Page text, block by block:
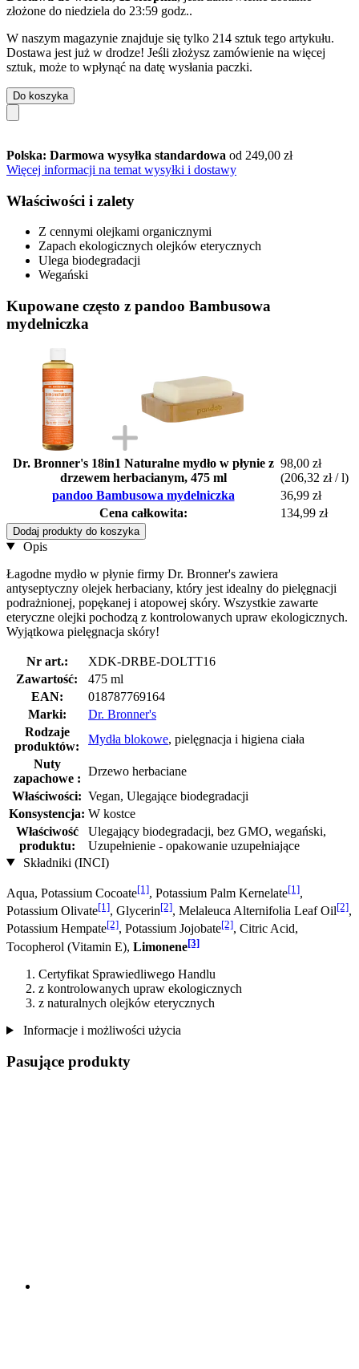
złożone do niedziela do 23:59 godz..
W naszym magazynie znajduje się tylko 214 sztuk tego artykułu.
Dostawa jest już w drodze! Jeśli złożysz zamówienie na więcej
sztuk, może to wpłynąć na datę wysłania paczki.
Do koszyka
Polska: Darmowa wysyłka standardowa od 249,00 zł
Więcej informacji na temat wysyłki i dostawy
Właściwości i zalety
Z cennymi olejkami organicznymi
Zapach ekologicznych olejków eterycznych
Ulega biodegradacji
Wegański
Kupowane często z pandoo Bambusowa
mydelniczka
Dr. Bronner's 18in1 Naturalne mydło w płynie z
drzewem herbacianym, 475 ml
98,00 zł
(206,32 zł / l)
pandoo Bambusowa mydelniczka
36,99 zł
Cena całkowita:
134,99 zł
Dodaj produkty do koszyka
Opis
Łagodne mydło w płynie firmy Dr. Bronner's zawiera
antyseptyczny olejek herbaciany, który jest idealny do pielęgnacji
podrażnionej, popękanej i atopowej skóry. Wszystkie zawarte
eteryczne olejki pochodzą z kontrolowanych upraw ekologicznych.
Wyjątkowa pielęgnacja skóry!
Nr art.:
XDK-DRBE-DOLTT16
Zawartość:
475 ml
EAN:
018787769164
Marki:
Dr. Bronner's
Rodzaje
produktów:
Mydła blokowe, pielęgnacja i higiena ciała
Nuty
zapachowe :
Drzewo herbaciane
Właściwości: Vegan, Ulegające biodegradacji
Konsystencja: W kostce
Właściwość
produktu:
Ulegający biodegradacji, bez GMO, wegański,
Uzupełnienie - opakowanie uzupełniające
Składniki (INCI)
Aqua, Potassium Cocoate[1], Potassium Palm Kernelate[1],
Potassium Olivate[1], Glycerin[2], Melaleuca Alternifolia Leaf Oil[2],
Potassium Hempate[2], Potassium Jo­jobate[2], Citric Acid,
Tocopherol (Vitamin E), Limonene[3]
Certyfikat Sprawiedliwego Handlu
z kontrolowanych upraw ekologicznych
z naturalnych olejków eterycznych
Informacje i możliwości użycia
Pasujące produkty